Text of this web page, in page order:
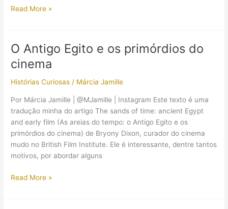
【Artigo】
fronteiras
étnicas
Novo
Império
egípcio
Read More »
O Antigo Egito e os primórdios do
cinema
Histórias Curiosas / Márcia Jamille
Por Márcia Jamille | @MJamille | Instagram Este texto é uma
tradução minha do artigo The sands of time: ancient Egypt
and early film (As areias do tempo: o Antigo Egito e os
primórdios do cinema) de Bryony Dixon, curador do cinema
mudo no British Film Institute. Ele é interessante, dentre tantos
motivos, por abordar alguns
O
Read More »